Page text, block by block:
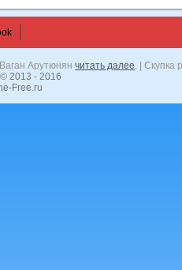
Арутюнян читать далее. | Скупка
2013 - 2016
Free.ru